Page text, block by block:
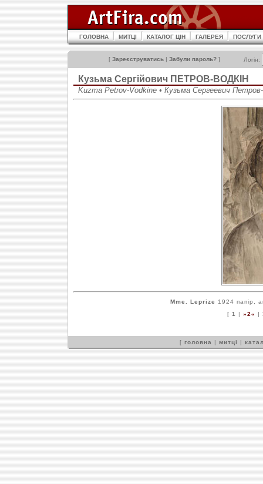
ГОЛОВНА МИТЦІ КАТАЛОГ ЦІН ГАЛЕРЕЯ ПОСЛУГИ
[ Зареєструватись | Забули пароль? ] Логін:
Кузьма Сергійович ПЕТРОВ-ВОДКІН
Kuzma Petrov-Vodkine • Кузьма Сергеевич
Mme. Leprize
1924 папір,
[ 1 | »2« |
[ головна | митці |